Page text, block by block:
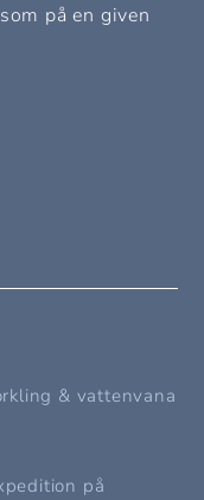
på en given
& vattenvana
på